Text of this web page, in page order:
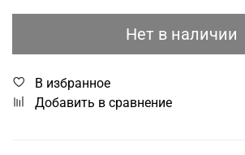
Нет в наличии
В избранное
Добавить в сравнение